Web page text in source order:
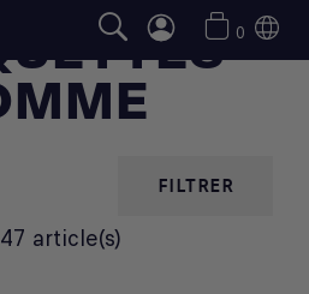
0
FILTRER
article(s)